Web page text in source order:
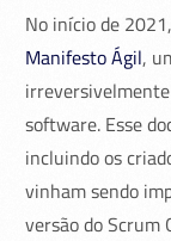
No início de
Manifesto Ágil,
software. Esse
incluindo os
vinham sendo
versão do Scrum